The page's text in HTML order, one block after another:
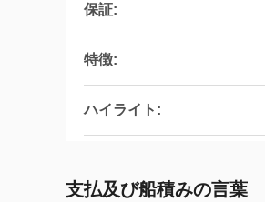
保証:
特徴:
ハイライト:
支払及び船積みの言葉